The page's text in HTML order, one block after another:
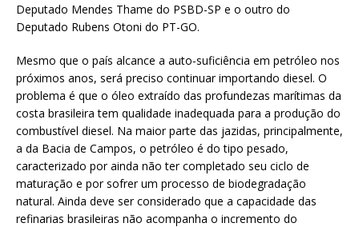
Deputado Mendes Thame do PSBD-SP e o outro do
Deputado Rubens Otoni do PT-GO.
Mesmo que o país alcance a auto-suficiência em petróleo nos
próximos anos, será preciso continuar importando diesel. O
problema é que o óleo extraído das profundezas marítimas da
costa brasileira tem qualidade inadequada para a produção do
combustível diesel. Na maior parte das jazidas, principalmente,
a da Bacia de Campos, o petróleo é do tipo pesado,
caracterizado por ainda não ter completado seu ciclo de
maturação e por sofrer um processo de biodegradação
natural. Ainda deve ser considerado que a capacidade das
refinarias brasileiras não acompanha o incremento do